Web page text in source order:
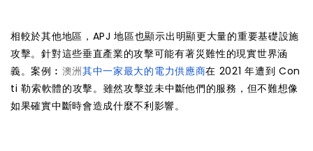
相較於其他地區，APJ 地區也顯示出明顯更大量的重要基礎設施
攻擊。針對這些垂直產業的攻擊可能有著災難性的現實世界涵
義。案例︰ 澳洲其中一家最大的電力供應商在 2021 年遭到 Con
ti 勒索軟體的攻擊。雖然攻擊並未中斷他們的服務，但不難想像
如果確實中斷時會造成什麼不利影響。